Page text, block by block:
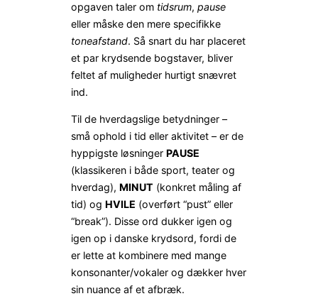
opgaven taler om tidsrum, pause
eller måske den mere specifikke
toneafstand. Så snart du har placeret
et par krydsende bogstaver, bliver
feltet af muligheder hurtigt snævret
ind.
Til de hverdagslige betydninger –
små ophold i tid eller aktivitet – er de
hyppigste løsninger PAUSE
(klassikeren i både sport, teater og
hverdag), MINUT (konkret måling af
tid) og HVILE (overført “pust” eller
“break”). Disse ord dukker igen og
igen op i danske krydsord, fordi de
er lette at kombinere med mange
konsonanter/vokaler og dækker hver
sin nuance af et afbræk.